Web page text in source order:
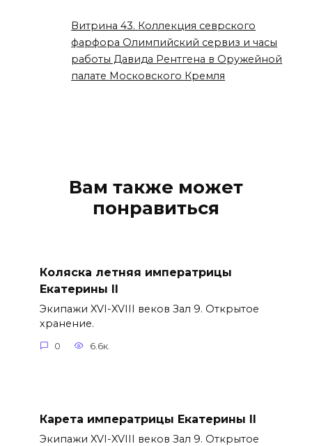
Витрина 43. Коллекция севрского
фарфора Олимпийский сервиз и часы
работы Давида Рентгена в Оружейной
палате Московского Кремля
Вам также может
понравиться
Коляска летняя императрицы
Екатерины II
Экипажи XVI-XVIII веков Зал 9. Открытое
хранение.
0 6.6к.
Карета императрицы Екатерины II
Экипажи XVI-XVIII веков Зал 9. Открытое